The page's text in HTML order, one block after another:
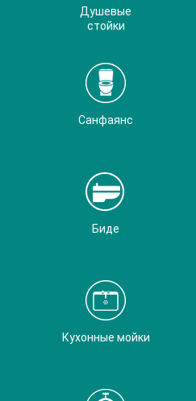
Душевые
стойки
Санфаянс
Биде
Кухонные мойки